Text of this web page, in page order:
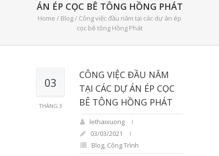
ÁN ÉP CỌC BÊ TÔNG HỒNG PHÁT
Home / Blog/ Công việc đầu năm tại các dự án ép
cọc bê tông Hồng Phát
03
THÁNG 3
CÔNG VIỆC ĐẦU NĂM
TẠI CÁC DỰ ÁN ÉP CỌC
BÊ TÔNG HỒNG PHÁT
lethaixuong
03/03/2021
Blog, Công Trình